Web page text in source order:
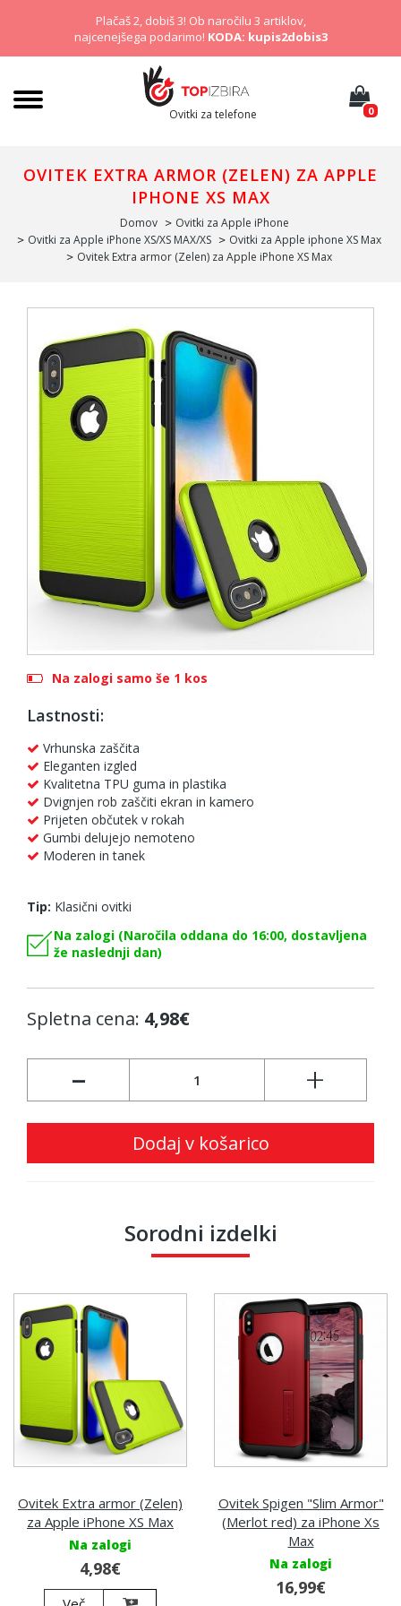
Plačaš 2, dobiš 3! Ob naročilu 3 artiklov,
najcenejšega podarimo! KODA: kupis2dobis3
Ovitki za telefone 0
OVITEK EXTRA ARMOR (ZELEN) ZA APPLE
IPHONE XS MAX
Domov
Ovitki za Apple iPhone
Ovitki za Apple iPhone XS/XS MAX/XS
Ovitki za Apple iphone XS Max
Ovitek Extra armor (Zelen) za Apple iPhone XS Max
Na zalogi samo še 1 kos
Lastnosti:
Vrhunska zaščita
Eleganten izgled
Kvalitetna TPU guma in plastika
Dvignjen rob zaščiti ekran in kamero
Prijeten občutek v rokah
Gumbi delujejo nemoteno
Moderen in tanek
Tip: Klasični ovitki
Na zalogi (Naročila oddana do 16:00, dostavljena
že naslednji dan)
Spletna cena: 4,98€
- +
Dodaj v košarico
Sorodni izdelki
Ovitek Extra armor (Zelen)
za Apple iPhone XS Max
Na zalogi
4,98€
Ovitek Spigen "Slim Armor"
(Merlot red) za iPhone Xs
Max
Na zalogi
16,99€